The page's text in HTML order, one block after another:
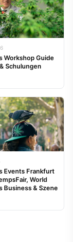
Workshop Guide
Schulungen
Events Frankfurt
World
Business & Szene